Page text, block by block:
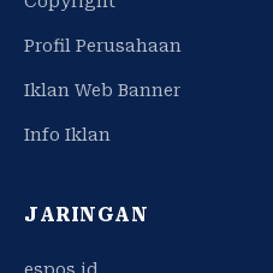
Profil Perusahaan
Iklan Web Banner
Info Iklan
JARINGAN
espos.id